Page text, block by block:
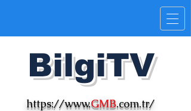
BilgiTV
https://www.GMB.com.tr/